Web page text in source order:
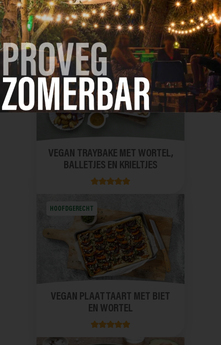
ORZO MET EDAMAME EN
GEROOSTERDE AUBERGINE
HOOFDGERECHT
VEGAN TRAYBAKE MET WORTEL,
BALLETJES EN KRIELTJES
HOOFDGERECHT
VEGAN PLAATTAART MET BIET
EN WORTEL